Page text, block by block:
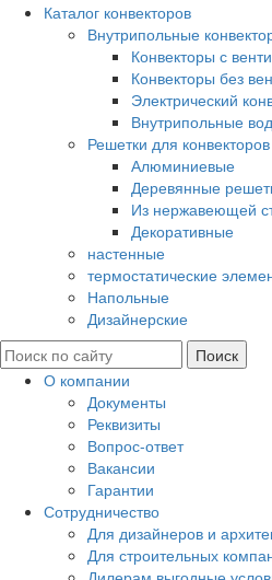
Каталог конвекторов
Внутрипольные
Конвекторы с
Конвекторы без
Электрический
Внутрипольные
Решетки для конвекторов
Алюминиевые
Деревянные
Из нержавеющей
Декоративные
настенные
термостатические
Напольные
Дизайнерские
О компании
Документы
Реквизиты
Вопрос-ответ
Вакансии
Гарантии
Сотрудничество
Для дизайнеров и
Для строительных